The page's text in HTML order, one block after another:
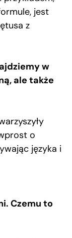
jest
z
w
ale także
o
języka i
Czemu to